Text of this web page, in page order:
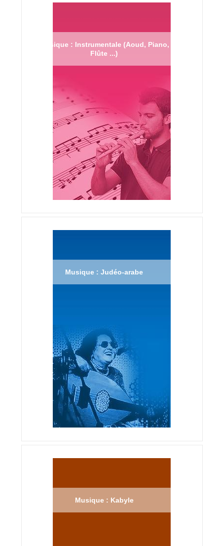
Musique : Instrumentale (Aoud, Piano,
Flûte ...)
Musique : Judéo-arabe
Musique : Kabyle